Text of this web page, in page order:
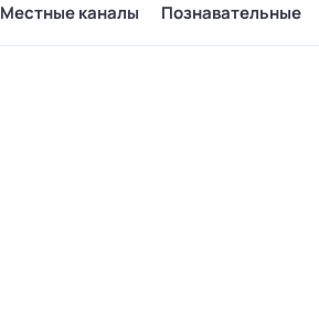
Местные каналы Познавательные